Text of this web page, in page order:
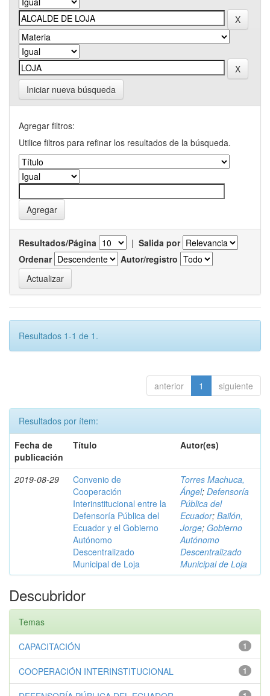
Iniciar nueva búsqueda
Agregar filtros:
Utilice filtros para refinar los resultados de la búsqueda.
Resultados/Página | Salida por
Ordenar
Autor/registro
Resultados 1-1 de 1.
anterior 1 siguiente
Resultados por ítem:
Fecha de
publicación
Título Autor(es)
2019-08-29
Convenio de
Cooperación
Interinstitucional entre la
Defensoría Pública del
Ecuador y el Gobierno
Autónomo
Descentralizado
Municipal de Loja
Torres Machuca,
Ángel; Defensoría
Pública del
Ecuador; Bailón,
Jorge; Gobierno
Autónomo
Descentralizado
Municipal de Loja
Descubridor
Temas
1
CAPACITACIÓN
1
COOPERACIÓN INTERINSTITUCIONAL